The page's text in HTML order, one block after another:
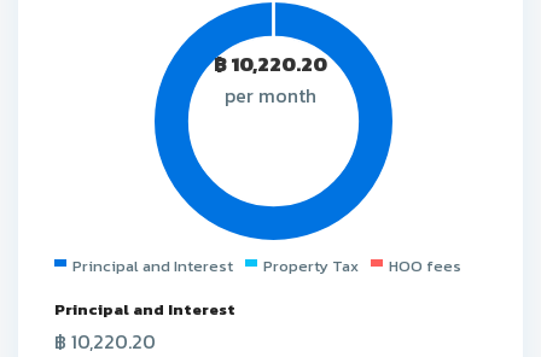
฿10,220.20
per month
Principal and Interest Property Tax
HOO fees
Principal and Interest
฿ 10,220.20